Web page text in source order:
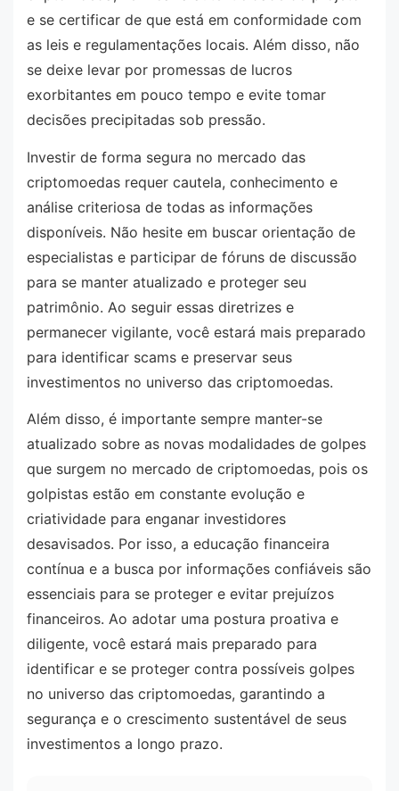
e se certificar de que está em conformidade com
as leis e regulamentações locais. Além disso, não
se deixe levar por promessas de lucros
exorbitantes em pouco tempo e evite tomar
decisões precipitadas sob pressão.
Investir de forma segura no mercado das
criptomoedas requer cautela, conhecimento e
análise criteriosa de todas as informações
disponíveis. Não hesite em buscar orientação de
especialistas e participar de fóruns de discussão
para se manter atualizado e proteger seu
patrimônio. Ao seguir essas diretrizes e
permanecer vigilante, você estará mais preparado
para identificar scams e preservar seus
investimentos no universo das criptomoedas.
Além disso, é importante sempre manter-se
atualizado sobre as novas modalidades de golpes
que surgem no mercado de criptomoedas, pois os
golpistas estão em constante evolução e
criatividade para enganar investidores
desavisados. Por isso, a educação financeira
contínua e a busca por informações confiáveis são
essenciais para se proteger e evitar prejuízos
financeiros. Ao adotar uma postura proativa e
diligente, você estará mais preparado para
identificar e se proteger contra possíveis golpes
no universo das criptomoedas, garantindo a
segurança e o crescimento sustentável de seus
investimentos a longo prazo.